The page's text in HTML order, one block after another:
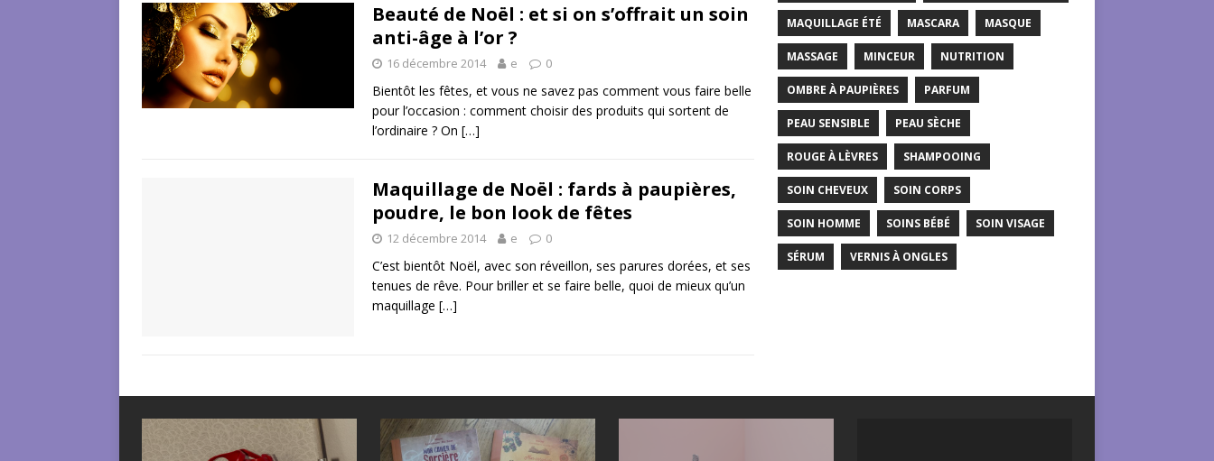
Beauté de Noël : et si on s’offrait un soin
anti-âge à l’or ?
16 décembre 2014 e 0
Bientôt les fêtes, et vous ne savez pas comment vous faire belle
pour l’occasion : comment choisir des produits qui sortent de
l’ordinaire ? On […]
Maquillage de Noël : fards à paupières,
poudre, le bon look de fêtes
12 décembre 2014 e 0
C’est bientôt Noël, avec son réveillon, ses parures dorées, et ses
tenues de rêve. Pour briller et se faire belle, quoi de mieux qu’un
maquillage […]
MAQUILLAGE ÉTÉ MASCARA MASQUE
MASSAGE MINCEUR NUTRITION
OMBRE À PAUPIÈRES PARFUM
PEAU SENSIBLE PEAU SÈCHE
ROUGE À LÈVRES SHAMPOOING
SOIN CHEVEUX SOIN CORPS
SOIN HOMME SOINS BÉBÉ SOIN VISAGE
SÉRUM VERNIS À ONGLES